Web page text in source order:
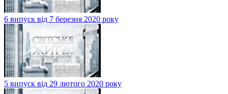
6 випуск від 7 березня 2020 року
5 випуск від 29 лютого 2020 року